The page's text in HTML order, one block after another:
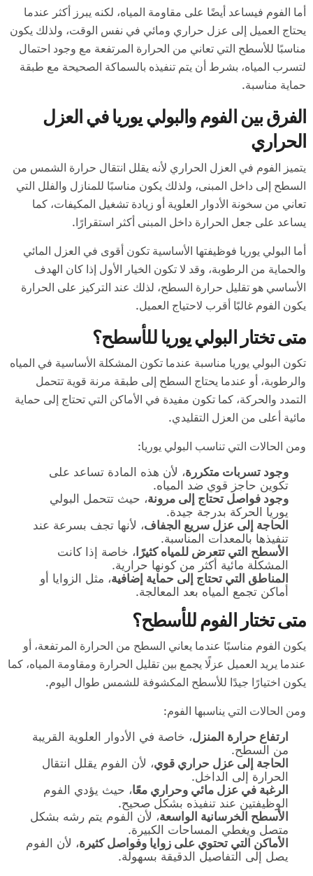
أما الفوم فيساعد أيضًا على مقاومة المياه، لكنه يبرز أكثر عندما
يحتاج العميل إلى عزل حراري ومائي في نفس الوقت، ولذلك يكون
مناسبًا للأسطح التي تعاني من الحرارة المرتفعة مع وجود احتمال
لتسرب المياه، بشرط أن يتم تنفيذه بالسماكة الصحيحة مع طبقة
حماية مناسبة.
الفرق بين الفوم والبولي يوريا في العزل
الحراري
يتميز الفوم في العزل الحراري لأنه يقلل انتقال حرارة الشمس من
السطح إلى داخل المبنى، ولذلك يكون مناسبًا للمنازل والفلل التي
تعاني من سخونة الأدوار العلوية أو زيادة تشغيل المكيفات، كما
يساعد على جعل الحرارة داخل المبنى أكثر استقرارًا.
أما البولي يوريا فوظيفتها الأساسية تكون أقوى في العزل المائي
والحماية من الرطوبة، وقد لا تكون الخيار الأول إذا كان الهدف
الأساسي هو تقليل حرارة السطح، لذلك عند التركيز على الحرارة
يكون الفوم غالبًا أقرب لاحتياج العميل.
متى تختار البولي يوريا للأسطح؟
تكون البولي يوريا مناسبة عندما تكون المشكلة الأساسية في المياه
والرطوبة، أو عندما يحتاج السطح إلى طبقة مرنة قوية تتحمل
التمدد والحركة، كما تكون مفيدة في الأماكن التي تحتاج إلى حماية
مائية أعلى من العزل التقليدي.
ومن الحالات التي تناسب البولي يوريا:
وجود تسربات متكررة، لأن هذه المادة تساعد على
تكوين حاجز قوي ضد المياه.
وجود فواصل تحتاج إلى مرونة، حيث تتحمل البولي
يوريا الحركة بدرجة جيدة.
الحاجة إلى عزل سريع الجفاف، لأنها تجف بسرعة عند
تنفيذها بالمعدات المناسبة.
الأسطح التي تتعرض للمياه كثيرًا، خاصة إذا كانت
المشكلة مائية أكثر من كونها حرارية.
المناطق التي تحتاج إلى حماية إضافية، مثل الزوايا أو
أماكن تجمع المياه بعد المعالجة.
متى تختار الفوم للأسطح؟
يكون الفوم مناسبًا عندما يعاني السطح من الحرارة المرتفعة، أو
عندما يريد العميل عزلًا يجمع بين تقليل الحرارة ومقاومة المياه، كما
يكون اختيارًا جيدًا للأسطح المكشوفة للشمس طوال اليوم.
ومن الحالات التي يناسبها الفوم:
ارتفاع حرارة المنزل، خاصة في الأدوار العلوية القريبة
من السطح.
الحاجة إلى عزل حراري قوي، لأن الفوم يقلل انتقال
الحرارة إلى الداخل.
الرغبة في عزل مائي وحراري معًا، حيث يؤدي الفوم
الوظيفتين عند تنفيذه بشكل صحيح.
الأسطح الخرسانية الواسعة، لأن الفوم يتم رشه بشكل
متصل ويغطي المساحات الكبيرة.
الأماكن التي تحتوي على زوايا وفواصل كثيرة، لأن الفوم
يصل إلى التفاصيل الدقيقة بسهولة.